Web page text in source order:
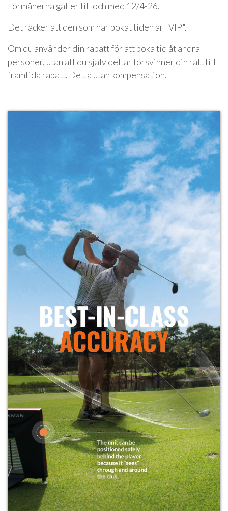
Förmånerna gäller till och med 12/4-26.
Det räcker att den som har bokat tiden är "VIP".
Om du använder din rabatt för att boka tid åt andra
personer, utan att du själv deltar försvinner din rätt till
framtida rabatt. Detta utan kompensation.